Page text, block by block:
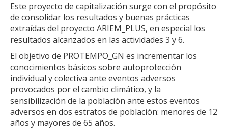
Este proyecto de capitalización surge con el propósito
de consolidar los resultados y buenas prácticas
extraídas del proyecto ARIEM_PLUS, en especial los
resultados alcanzados en las actividades 3 y 6.
El objetivo de PROTEMPO_GN es incrementar los
conocimientos básicos sobre autoprotección
individual y colectiva ante eventos adversos
provocados por el cambio climático, y la
sensibilización de la población ante estos eventos
adversos en dos estratos de población: menores de 12
años y mayores de 65 años.